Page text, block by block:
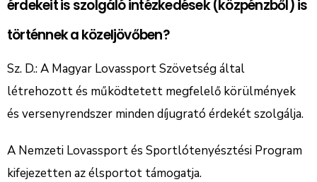
érdekeit is szolgáló intézkedések (közpénzből) is
történnek a közeljövőben?
Sz. D.: A Magyar Lovassport Szövetség által
létrehozott és működtetett megfelelő körülmények
és versenyrendszer minden díjugrató érdekét szolgálja.
A Nemzeti Lovassport és Sportlótenyésztési Program
kifejezetten az élsportot támogatja.